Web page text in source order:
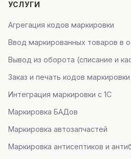
УСЛУГИ
Агрегация кодов маркировки
Ввод маркированных товаров в
Вывод из оборота (списание и
Заказ и печать кодов маркировки
Интеграция маркировки с 1С
Маркировка БАДов
Маркировка автозапчастей
Маркировка антисептиков и